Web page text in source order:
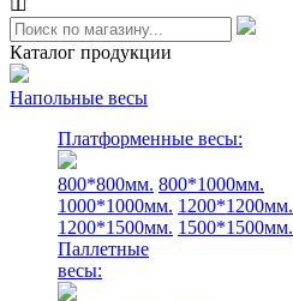
Каталог продукции
Напольные весы
Платформенные весы:
800*800мм. 800*1000мм.
1000*1000мм. 1200*1200мм.
1200*1500мм. 1500*1500мм.
Паллетные
весы: